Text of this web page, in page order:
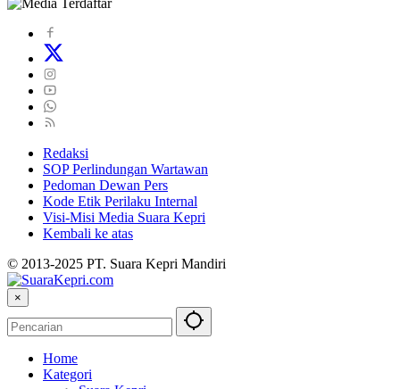
Redaksi
SOP Perlindungan Wartawan
Pedoman Dewan Pers
Kode Etik Perilaku Internal
Visi-Misi Media Suara Kepri
Kembali ke atas
© 2013-2025 PT. Suara Kepri Mandiri
×
Home
Kategori